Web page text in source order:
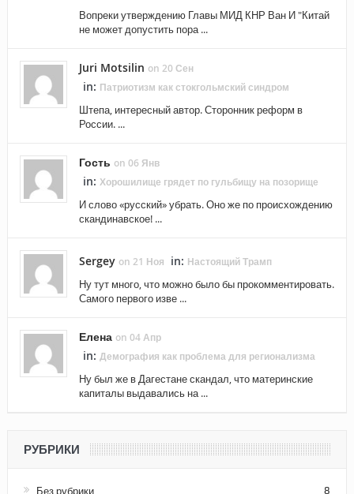
Вопреки утверждению Главы МИД КНР Ван И "Китай
не может допустить пора ...
Juri Motsilin on 20 Сен
in: Патриотизм как стокгольмский синдром
Штепа, интересный автор. Сторонник реформ в
России. ...
Гость on 06 Янв
in: Хорошилище грядет по гульбищу на позорище
И слово «русский» убрать. Оно же по происхождению
скандинавское! ...
Sergey on 21 Ноя in: Настоящий Трамп
Ну тут много, что можно было бы прокомментировать.
Самого первого изве ...
Елена on 04 Апр
in: Демография как проблема для регионализма
Ну был же в Дагестане скандал, что материнские
капиталы выдавались на ...
РУБРИКИ
Без рубрики 8